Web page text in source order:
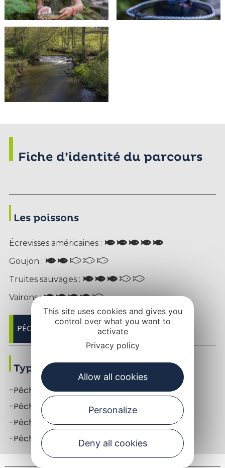
Fiche d’identité du parcours
Les poissons
Écrevisses américaines :
Goujon :
Truites sauvages :
Vairons :
PÊCHER SELON LES POISSONS
Types de pêche
-Pêche à la mouche
-Pêche au coup
-Pêche au toc
-Pêche aux leurres des truites
This site uses cookies and gives you
control over what you want to
activate
Privacy policy
Allow all cookies
Personalize
Deny all cookies